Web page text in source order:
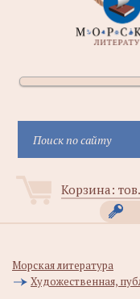
Корзина: тов.
Морская литература
Художественная,